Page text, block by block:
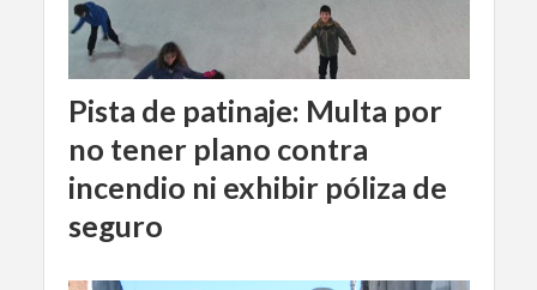
Pista de patinaje: Multa por
no tener plano contra
incendio ni exhibir póliza de
seguro